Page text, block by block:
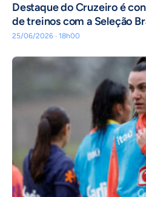
Destaque do Cruzeiro é
de treinos com a Seleção
25/06/2026 · 18h00